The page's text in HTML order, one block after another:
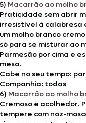
5) Macarrão ao molho
Praticidade sem abrir
irresistível à calabresa
um molho branco
só para se misturar ao
Parmesão por cima e
mesa.
Cabe no seu tempo:
Companhia: todas
6) Macarrão ao molho
Cremoso e acolhedor.
tempere com noz-